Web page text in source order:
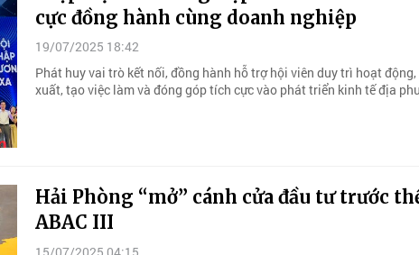
cực đồng hành cùng doanh nghiệp
19/07/2025 18:42
Phát huy vai trò kết nối, đồng hành hỗ trợ hội viên duy trì hoạt
xuất, tạo việc làm và đóng góp tích cực vào phát triển kinh tế địa
Hải Phòng “mở” cánh cửa đầu tư trước
ABAC III